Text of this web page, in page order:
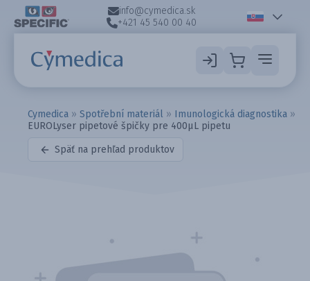
info@cymedica.sk
+421 45 540 00 40
Cymedica » Spotřební materiál » Imunologická diagnostika »
EUROLyser pipetové špičky pre 400µL pipetu
Späť na prehľad produktov